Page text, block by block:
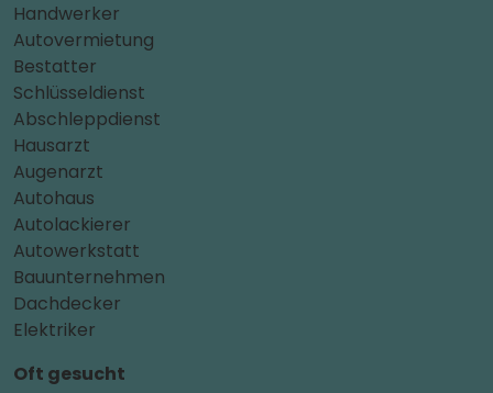
Handwerker
Autovermietung
Bestatter
Schlüsseldienst
Abschleppdienst
Hausarzt
Augenarzt
Autohaus
Autolackierer
Autowerkstatt
Bauunternehmen
Dachdecker
Elektriker
Oft gesucht